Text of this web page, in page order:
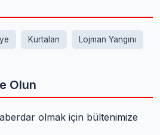
Kurtalan Lojman Yangını
Olun
olmak için bültenimize